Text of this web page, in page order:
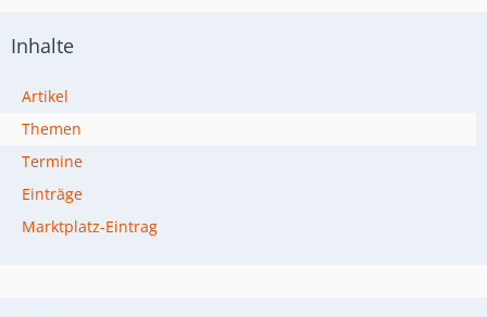
Inhalte
Artikel
Themen
Termine
Einträge
Marktplatz-Eintrag